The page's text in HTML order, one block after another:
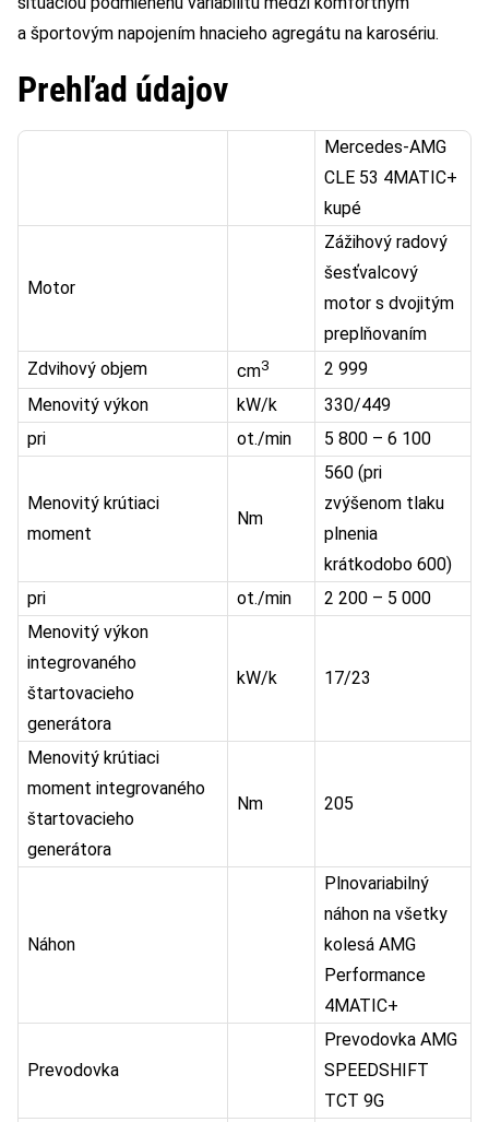
a športovým napojením hnacieho agregátu na karosériu.
Prehľad údajov
Mercedes-AMG
CLE 53 4MATIC+
kupé
Motor
Zážihový radový
šesťvalcový
motor s dvojitým
preplňovaním
Zdvihový objem
cm3
2 999
Menovitý výkon
kW/k
330/449
pri
ot./min 5 800 – 6 100
Menovitý krútiaci
moment
Nm
560 (pri
zvýšenom tlaku
plnenia
krátkodobo 600)
pri
ot./min
2 200 – 5 000
Menovitý výkon
integrovaného
štartovacieho
generátora
kW/k 17/23
Menovitý krútiaci
moment integrovaného
štartovacieho
generátora
Nm 205
Náhon
Plnovariabilný
náhon na všetky
kolesá AMG
Performance
4MATIC+
Prevodovka
Prevodovka AMG
SPEEDSHIFT
TCT 9G